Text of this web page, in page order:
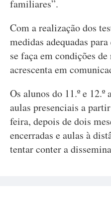
familiares”.
Com a realização dos
medidas adequadas
se faça em condições
acrescenta em
Os alunos do 11.º e
aulas presenciais a
feira, depois de dois
encerradas e aulas à
tentar conter a